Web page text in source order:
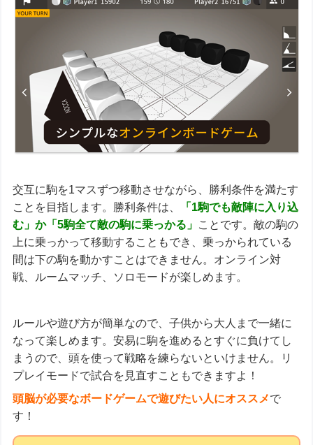
交互に駒を1マスずつ移動させながら、勝利条件を満たす
ことを目指します。勝利条件は、
「1駒でも敵陣に入り込
む」か「5駒全て敵の駒に乗っかる」 ことです。敵の駒の
上に乗っかって移動することもでき、乗っかられている
間は下の駒を動かすことはできません。オンライン対
戦、ルームマッチ、ソロモードが楽しめます。
ルールや遊び方が簡単なので、子供から大人まで一緒に
なって楽しめます。安易に駒を進めるとすぐに負けてし
まうので、頭を使って戦略を練らないといけません。リ
プレイモードで試合を見直すこともできますよ！
頭脳が必要なボードゲームで遊びたい人にオススメで
す！